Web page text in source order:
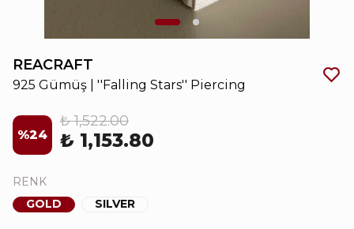
REACRAFT
925 Gümüş | ''Falling Stars'' Piercing
%24
₺ 1,522.00
₺ 1,153.80
RENK
GOLD
SILVER